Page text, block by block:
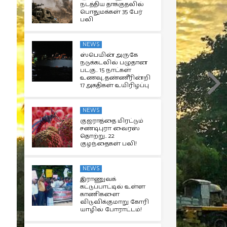
நடத்திய தாக்குதலில்
பொதுமக்கள் 35 பேர்
பலி
NEWS
ஸ்பெயின் அருகே
நடுக்கடலில் பழுதான
படகு.. 15 நாட்கள்
உணவு, தண்ணீரின்றி
17 அகதிகள் உயிரிழப்பு
NEWS
குஜராத்தை மிரட்டும்
சண்டிபுரா வைரஸ்
தொற்று.. 22
குழந்தைகள் பலி!
NEWS
இராணுவக்
கட்டுப்பாட்டில் உள்ள
காணிகளை
விடுவிக்குமாறு கோரி
யாழில் போராட்டம்!